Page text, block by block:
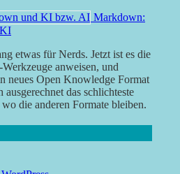
Markdown:
etwas für Nerds. Jetzt ist es die
anweisen, und
neues Open Knowledge Format
das schlichteste
die anderen Formate bleiben.